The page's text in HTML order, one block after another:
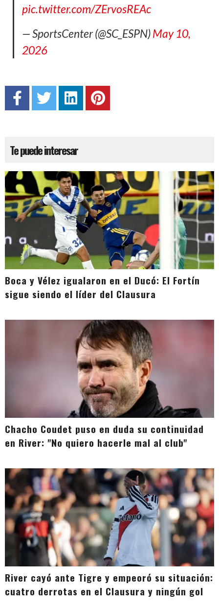
pic.twitter.com/ZErvosREAc
— SportsCenter (@SC_ESPN)May 10,
2026
Te puede interesar
Boca y Vélez igualaron en el Ducó: El Fortín
sigue siendo el líder del Clausura
Chacho Coudet puso en duda su continuidad
en River: "No quiero hacerle mal al club"
River cayó ante Tigre y empeoró su situación:
cuatro derrotas en el Clausura y ningún gol